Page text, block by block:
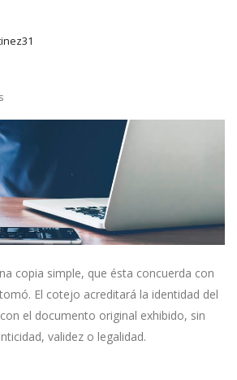
copia simple, que ésta concuerda con
El cotejo acreditará la identidad del
el documento original exhibido, sin
validez o legalidad.